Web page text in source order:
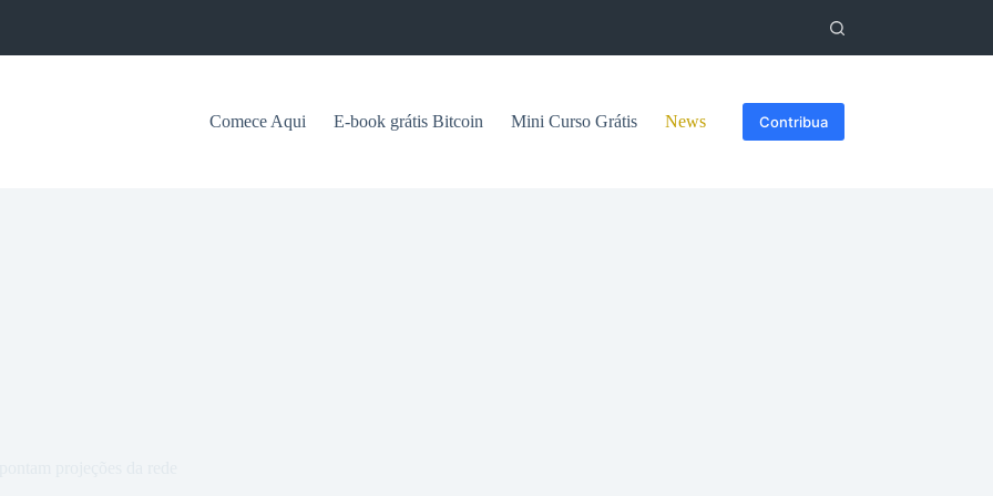
Comece Aqui E-book grátis Bitcoin Mini Curso Grátis News Contribua